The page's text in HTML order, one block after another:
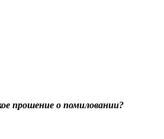
прошение о помиловании?